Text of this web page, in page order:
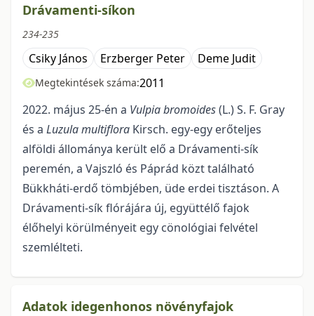
Drávamenti-síkon
234-235
Csiky János Erzberger Peter Deme Judit
Megtekintések száma:2011
2022. május 25-én a Vulpia bromoides(L.) S. F. Gray
és a Luzula multiflora Kirsch. egy-egy erőteljes
alföldi állománya került elő a Drávamenti-sík
peremén, a Vajszló és Páprád közt található
Bükkháti-erdő tömbjében, üde erdei tisztáson. A
Drávamenti-sík flórájára új, együttélő fajok
élőhelyi körülményeit egy cönológiai felvétel
szemlélteti.
Adatok idegenhonos növényfajok